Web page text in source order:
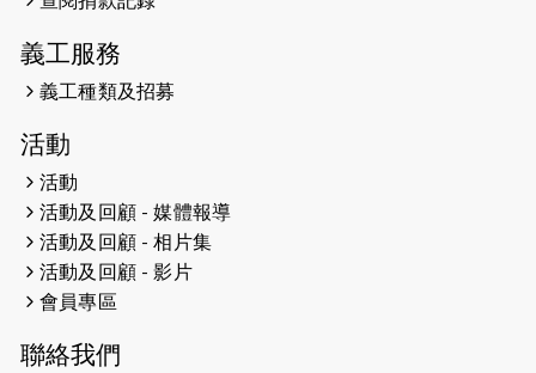
2026-04-23
2026-04-19
2026-04-16
猛龍長跑隊恆常練習 - 4月16日
（19:00開始）
2026-04-12
義工服務
義工種類及招募
活動
活動
活動及回顧 - 媒體報導
活動及回顧 - 相片集
活動及回顧 - 影片
會員專區
聯絡我們